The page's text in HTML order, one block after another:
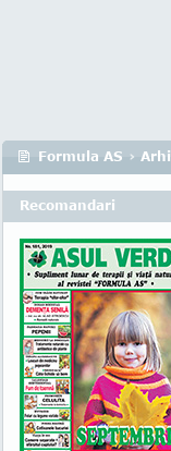
Formula AS ›
Recomandari